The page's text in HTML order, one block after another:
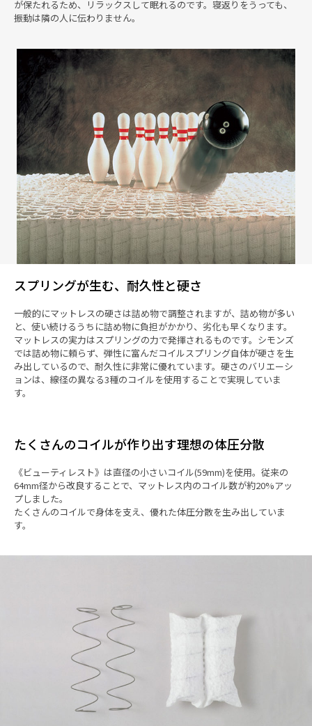
が保たれるため、リラックスして眠れるのです。寝返りをうっても、
振動は隣の人に伝わりません。
スプリングが生む、耐久性と硬さ
一般的にマットレスの硬さは詰め物で調整されますが、詰め物が多い
と、使い続けるうちに詰め物に負担がかかり、劣化も早くなります。
マットレスの実力はスプリングの力で発揮されるものです。シモンズ
では詰め物に頼らず、弾性に富んだコイルスプリング自体が硬さを生
み出しているので、耐久性に非常に優れています。硬さのバリエーシ
ョンは、線径の異なる3種のコイルを使用することで実現していま
す。
たくさんのコイルが作り出す理想の体圧分散
《ビューティレスト》は直径の小さいコイル(59mm)を使用。従来の
64mm径から改良することで、マットレス内のコイル数が約20%アッ
プしました。
たくさんのコイルで身体を支え、優れた体圧分散を生み出していま
す。